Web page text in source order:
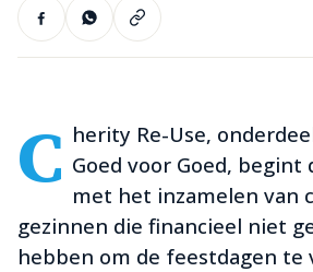
C herity Re-Use,
Goed voor Goed,
met het inzamelen van
gezinnen die financieel niet
hebben om de feestdagen te